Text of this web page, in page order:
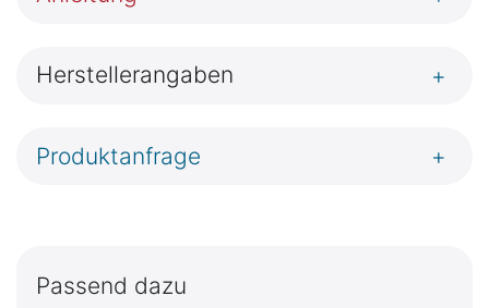
Herstellerangaben +
Produktanfrage +
Passend dazu